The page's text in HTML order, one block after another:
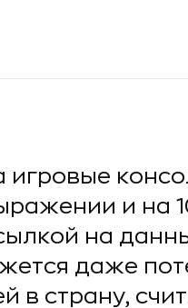
игровые
и на
на
даже
в страну,